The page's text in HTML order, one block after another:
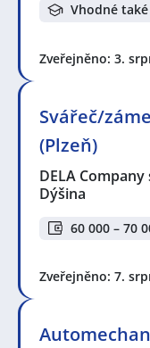
Vhodné
Zveřejněno: 3.
Svářeč/
(Plzeň)
DELA Company
Dýšina
60 000 – 70
Zveřejněno: 7.